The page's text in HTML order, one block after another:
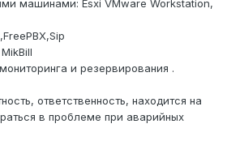
машинами: Esxi VMware Workstation,
и резервирования .
ответственность, находится на
в проблеме при аварийных